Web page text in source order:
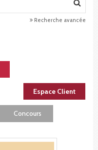
Recherche avancée
Espace Client
Concours